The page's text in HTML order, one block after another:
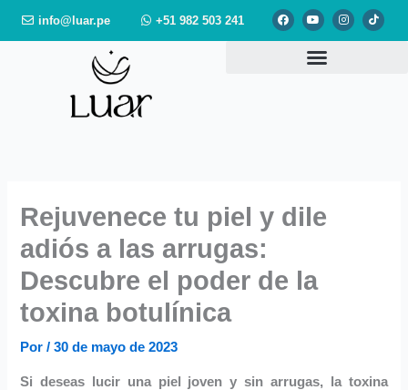
info@luar.pe +51 982 503 241
F
a
Y
o
u
b
I
n
T
i
Rejuvenece tu piel y dile
adiós a las arrugas:
Descubre el poder de la
toxina botulínica
Por/30 de mayo de 2023
Si deseas lucir una piel joven y sin arrugas, la toxina